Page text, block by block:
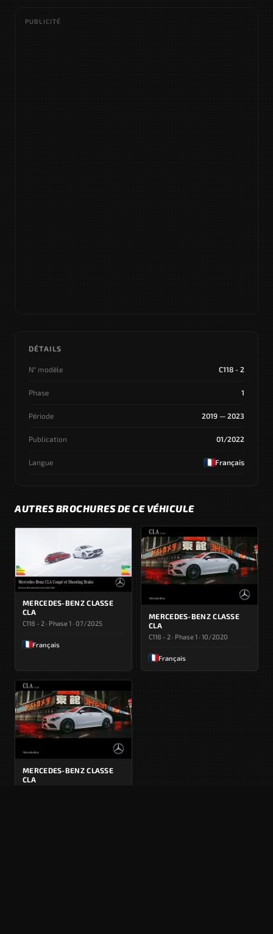
PUBLICITÉ
DÉTAILS
N° modèle C118 - 2
Phase 1
Période 2019 — 2023
Publication 01/2022
Langue Français
AUTRES BROCHURES DE CE VÉHICULE
MERCEDES-BENZ CLASSE
CLA
C118 - 2 · Phase 1 · 07/2025
Français
MERCEDES-BENZ CLASSE
CLA
C118 - 2 · Phase 1 · 10/2020
Français
MERCEDES-BENZ CLASSE
CLA